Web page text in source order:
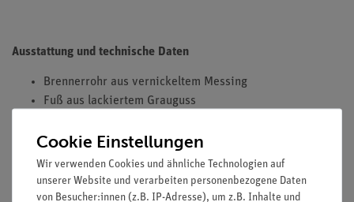
Ausstattung und technische Daten
Brennerrohr aus vernickeltem Messing
Fuß aus lackiertem Grauguss
Höhe: 165 mm
Luftregulierung
Nadelventil für Gasregulierung
Cookie Einstellungen
Wir verwenden Cookies und ähnliche Technologien auf
unserer Website und verarbeiten personenbezogene Daten
von Besucher:innen (z.B. IP-Adresse), um z.B. Inhalte und